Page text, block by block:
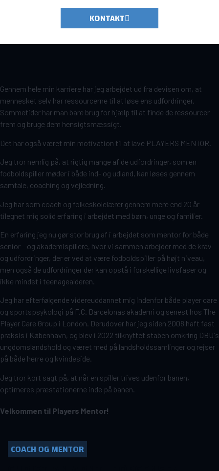
KONTAKT
Gennem hele min karriere har jeg arbejdet ud fra devisen om, at
mennesket selv har ressourcerne til at løse ens udfordringer.
Sommetider har man bare brug for hjælp til at finde de ressourcer
frem og bruge dem hensigtsmæssigt.
Det har også været min motivation til at lave PLAYERS MENTOR.
Jeg tror nemlig på, at rigtig mange af de udfordringer, som en
fodboldspiller møder i både ind- og udland, kan løses gennem
samtale, coaching og vejledning.
Jeg har som coach og folkeskolelærer gennem mere end 20 år
tilegnet mig solid erfaring i arbejdet med børn, unge og familier.
En erfaring jeg nu gør stor brug af i arbejdet som mentor for både
senior – og akademispillere, hvor vi sammen arbejder med de krav
og udfordringer, der er ved at være fodboldspiller på højt niveau,
men også de udfordringer der kan opstå i forskellige livsfaser og
ikke mindst i teenagealderen.
Jeg har efterfølgende videreuddannet mig indenfor både player care
og sportspsykologi på F.C. Barcelonas akademi og senest hos The
Player Care Group i London. Derudover har jeg siden 2008 haft fast
praksis i København, og blev i 2022 tilknyttet staben omkring DBU´s
ungdomslandshold og været med på landsholdssamlinger og rejser
på både herre og kvindeside.
Jeg tror kort sagt på, at når en spiller trives udenfor banen,
optimeres præstationerne inde på banen.
Velkommen til Players Mentor!
COACH OG MENTOR